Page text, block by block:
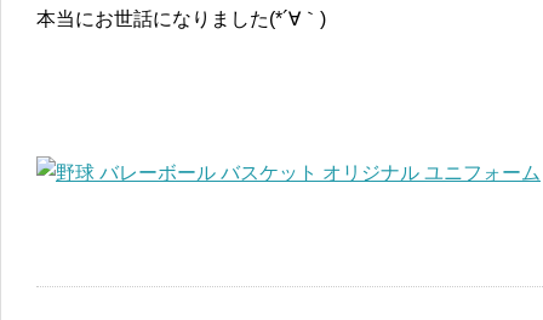
本当にお世話になりました(*´∀｀)